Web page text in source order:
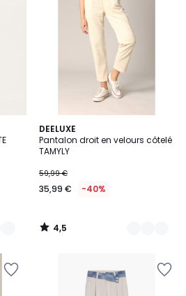
DEELUXE
Pantalon droit en velours côtelé
TAMYLY
59,99 €
35,99 € -40%
4,5
/ 5
2
Couleurs
4,5
/